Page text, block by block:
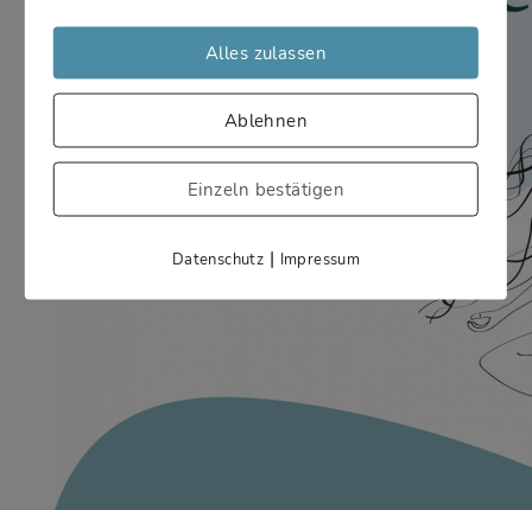
Alles zulassen
Ablehnen
Einzeln bestätigen
Datenschutz | Impressum